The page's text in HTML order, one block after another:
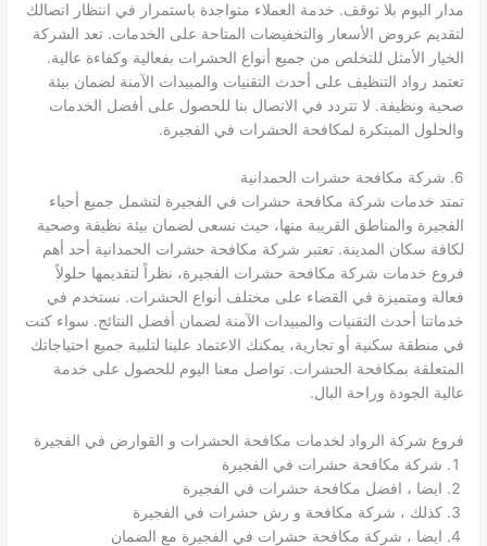
مدار اليوم بلا توقف. خدمة العملاء متواجدة باستمرار في انتظار اتصالك
لتقديم عروض الأسعار والتخفيضات المتاحة على الخدمات. تعد الشركة
الخيار الأمثل للتخلص من جميع أنواع الحشرات بفعالية وكفاءة عالية.
تعتمد رواد التنظيف على أحدث التقنيات والمبيدات الآمنة لضمان بيئة
صحية ونظيفة. لا تتردد في الاتصال بنا للحصول على أفضل الخدمات
والحلول المبتكرة لمكافحة الحشرات في الفجيرة.
6. شركة مكافحة حشرات الحمدانية
تمتد خدمات شركة مكافحة حشرات في الفجيرة لتشمل جميع أحياء
الفجيرة والمناطق القريبة منها، حيث نسعى لضمان بيئة نظيفة وصحية
لكافة سكان المدينة. تعتبر شركة مكافحة حشرات الحمدانية أحد أهم
فروع خدمات شركة مكافحة حشرات الفجيرة، نظراً لتقديمها حلولاً
فعالة ومتميزة في القضاء على مختلف أنواع الحشرات. نستخدم في
خدماتنا أحدث التقنيات والمبيدات الآمنة لضمان أفضل النتائج. سواء كنت
في منطقة سكنية أو تجارية، يمكنك الاعتماد علينا لتلبية جميع احتياجاتك
المتعلقة بمكافحة الحشرات. تواصل معنا اليوم للحصول على خدمة
عالية الجودة وراحة البال.
فروع شركة الرواد لخدمات مكافحة الحشرات و القوارض في الفجيرة
شركة مكافحة حشرات في الفجيرة
ايضا ، افضل مكافحة حشرات في الفجيرة
كذلك ، شركة مكافحة و رش حشرات في الفجيرة
ايضا ، شركة مكافحة حشرات في الفجيرة مع الضمان